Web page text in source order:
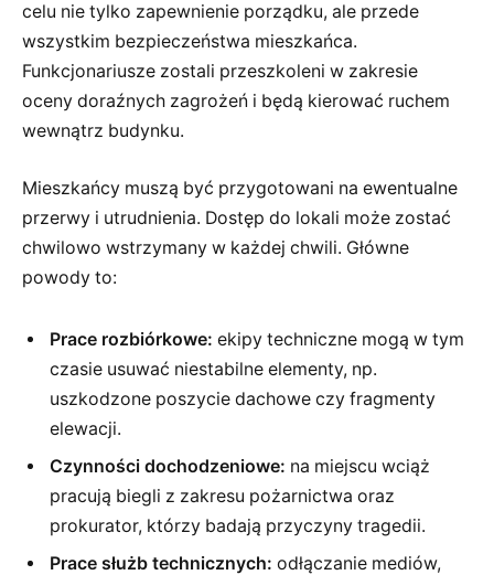
celu nie tylko zapewnienie porządku, ale przede
wszystkim bezpieczeństwa mieszkańca.
Funkcjonariusze zostali przeszkoleni w zakresie
oceny doraźnych zagrożeń i będą kierować ruchem
wewnątrz budynku.
Mieszkańcy muszą być przygotowani na ewentualne
przerwy i utrudnienia. Dostęp do lokali może zostać
chwilowo wstrzymany w każdej chwili. Główne
powody to:
Prace rozbiórkowe: ekipy techniczne mogą w tym
czasie usuwać niestabilne elementy, np.
uszkodzone poszycie dachowe czy fragmenty
elewacji.
Czynności dochodzeniowe: na miejscu wciąż
pracują biegli z zakresu pożarnictwa oraz
prokurator, którzy badają przyczyny tragedii.
Prace służb technicznych: odłączanie mediów,